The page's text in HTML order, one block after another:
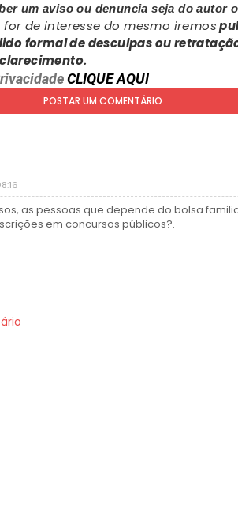
um aviso ou denuncia seja do autor
for de interesse do mesmo iremos
formal de desculpas ou
CLIQUE AQUI
POSTAR UM COMENTÁRIO
as pessoas que depende do bolsa
em concursos públicos?.